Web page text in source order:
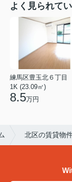
よく見られて
練馬区豊玉北６丁目
1K (23.09㎡)
8.5万円
北区の賃貸物